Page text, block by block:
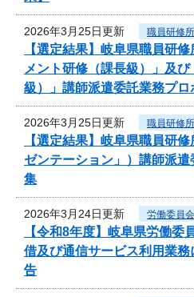
2026年3月25日更新 職員研修所
【選定結果】岐阜県職員研
メント研修（課長級）」及
級）」講師派遣委託業務プロ
2026年3月25日更新 職員研修所
【選定結果】岐阜県職員研
ゼンテーション」）講師派
集
2026年3月24日更新 労働委員
【令和8年度】岐阜県労働委
借及び通信サービス利用業
告